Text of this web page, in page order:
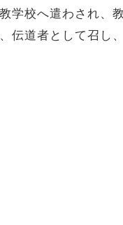
校へ遣わされ、
伝道者として召し